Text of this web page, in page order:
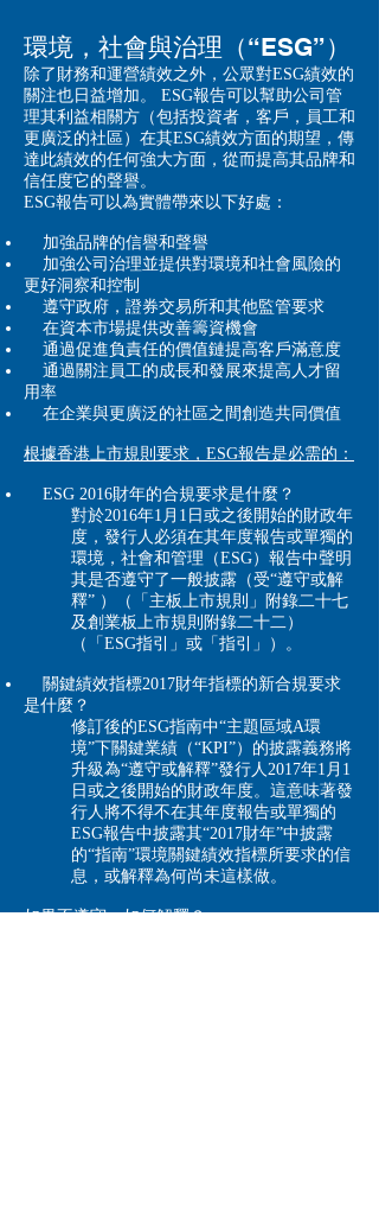
環境，社會與治理（“ESG”）
除了財務和運營績效之外，公眾對ESG績效的
關注也日益增加。 ESG報告可以幫助公司管
理其利益相關方（包括投資者，客戶，員工和
更廣泛的社區）在其ESG績效方面的期望，傳
達此績效的任何強大方面，從而提高其品牌和
信任度它的聲譽。
ESG報告可以為實體帶來以下好處：
加強品牌的信譽和聲譽
加強公司治理並提供對環境和社會風險的
更好洞察和控制
遵守政府，證券交易所和其他監管要求
在資本市場提供改善籌資機會
通過促進負責任的價值鏈提高客戶滿意度
通過關注員工的成長和發展來提高人才留
用率
在企業與更廣泛的社區之間創造共同價值
根據香港上市規則要求，ESG報告是必需的：
ESG 2016財年的合規要求是什麼？
對於2016年1月1日或之後開始的財政年
度，發行人必須在其年度報告或單獨的
環境，社會和管理（ESG）報告中聲明
其是否遵守了一般披露（受“遵守或解
釋” ）（「主板上市規則」附錄二十七
及創業板上市規則附錄二十二）
（「ESG指引」或「指引」）。
關鍵績效指標2017財年指標的新合規要求
是什麼？
修訂後的ESG指南中“主題區域A環
境”下關鍵業績（“KPI”）的披露義務將
升級為“遵守或解釋”發行人2017年1月1
日或之後開始的財政年度。這意味著發
行人將不得不在其年度報告或單獨的
ESG報告中披露其“2017財年”中披露
的“指南”環境關鍵績效指標所要求的信
息，或解釋為何尚未這樣做。
如果不遵守，如何解釋？